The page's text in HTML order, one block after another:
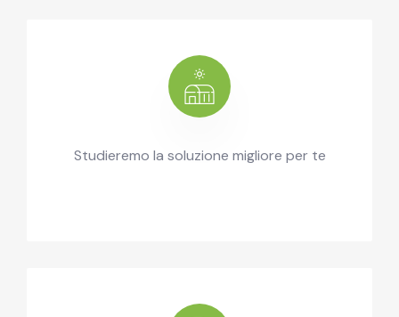
Studieremo la soluzione migliore per te